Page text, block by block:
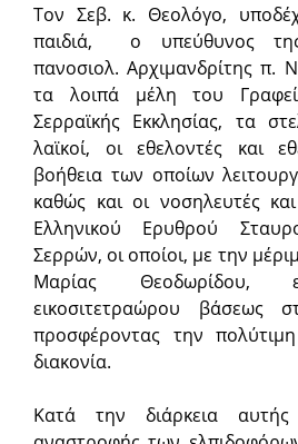
Τον Σεβ. κ. Θεολόγο,
παιδιά, ο υπεύθυνος
πανοσιολ. Αρχιμανδρίτης π.
τα λοιπά μέλη του
Σερραϊκής Εκκλησίας, τα
λαϊκοί, οι εθελοντές και
βοήθεια των οποίων
καθώς και οι νοσηλευτές
Ελληνικού Ερυθρού
Σερρών, οι οποίοι, με την
Μαρίας Θεοδωρίδου,
εικοσιτετραώρου βάσεως
προσφέροντας την
διακονία.
Κατά την διάρκεια αυτής